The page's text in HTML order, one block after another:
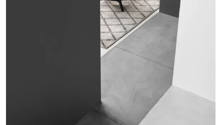
Dla architektów
Outlet